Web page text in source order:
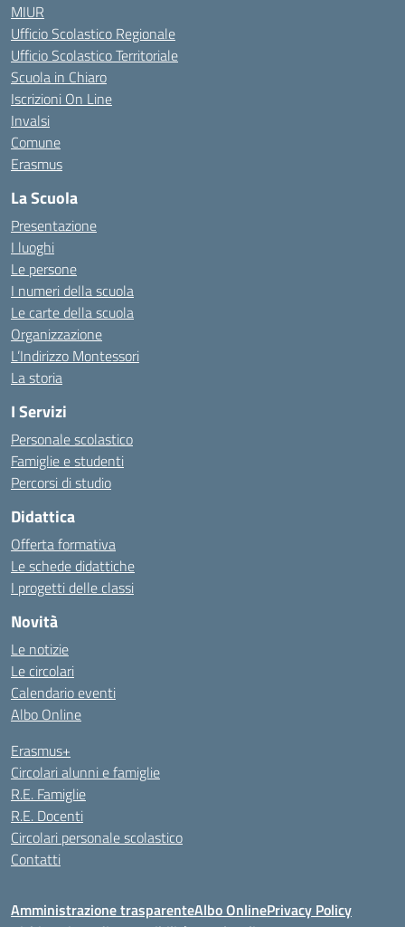
MIUR
Ufficio Scolastico Regionale
Ufficio Scolastico Territoriale
Scuola in Chiaro
Iscrizioni On Line
Invalsi
Comune
Erasmus
La Scuola
Presentazione
I luoghi
Le persone
I numeri della scuola
Le carte della scuola
Organizzazione
L’Indirizzo Montessori
La storia
I Servizi
Personale scolastico
Famiglie e studenti
Percorsi di studio
Didattica
Offerta formativa
Le schede didattiche
I progetti delle classi
Novità
Le notizie
Le circolari
Calendario eventi
Albo Online
Erasmus+
Circolari alunni e famiglie
R.E. Famiglie
R.E. Docenti
Circolari personale scolastico
Contatti
Amministrazione trasparenteAlbo OnlinePrivacy Policy